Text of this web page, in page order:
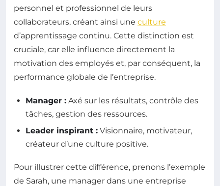
personnel et professionnel de leurs
collaborateurs, créant ainsi une culture
d’apprentissage continu. Cette distinction est
cruciale, car elle influence directement la
motivation des employés et, par conséquent, la
performance globale de l’entreprise.
Manager : Axé sur les résultats, contrôle des
tâches, gestion des ressources.
Leader inspirant : Visionnaire, motivateur,
créateur d’une culture positive.
Pour illustrer cette différence, prenons l’exemple
de Sarah, une manager dans une entreprise